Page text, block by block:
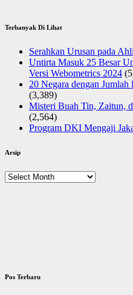
Terbanyak Di Lihat
Serahkan Urusan pada
Untirta Masuk 25 Besar
Versi Webometrics 2024
20 Negara dengan
(3,389)
Misteri Buah Tin, Zaitun,
(2,564)
Program DKI Mengaji
Arsip
Arsip
Pos Terbaru